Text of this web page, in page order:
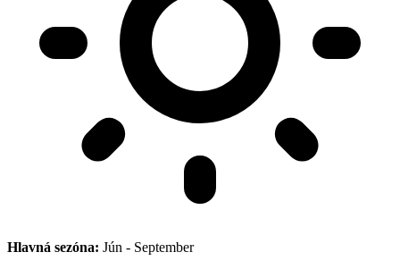
Hlavná sezóna: Jún - September